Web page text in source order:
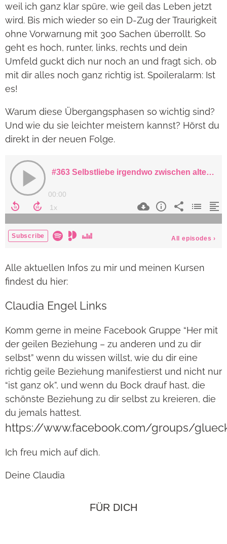
weil ich ganz klar spüre, wie geil das Leben jetzt
wird. Bis mich wieder so ein D-Zug der Traurigkeit
ohne Vorwarnung mit 300 Sachen überrollt. So
geht es hoch, runter, links, rechts und dein
Umfeld guckt dich nur noch an und fragt sich, ob
mit dir alles noch ganz richtig ist. Spoileralarm: Ist
es!
Warum diese Übergangsphasen so wichtig sind?
Und wie du sie leichter meistern kannst? Hörst du
direkt in der neuen Folge.
Alle aktuellen Infos zu mir und meinen Kursen
findest du hier:
Claudia Engel Links
Komm gerne in meine Facebook Gruppe “Her mit
der geilen Beziehung – zu anderen und zu dir
selbst” wenn du wissen willst, wie du dir eine
richtig geile Beziehung manifestierst und nicht nur
“ist ganz ok”, und wenn du Bock drauf hast, die
schönste Beziehung zu dir selbst zu kreieren, die
du jemals hattest.
https://www.facebook.com/groups/
Ich freu mich auf dich.
Deine Claudia
FÜR DICH